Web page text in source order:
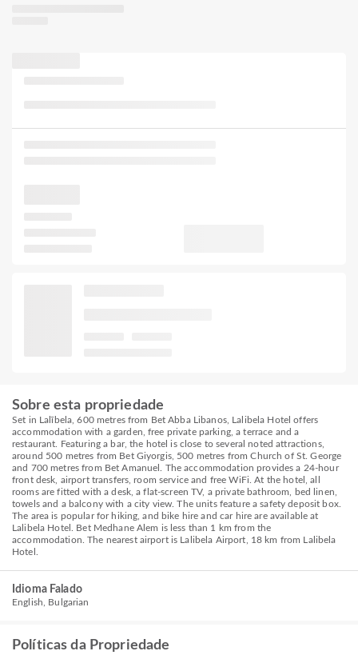
Sobre esta propriedade
Set in Lalībela, 600 metres from Bet Abba Libanos, Lalibela Hotel offers
accommodation with a garden, free private parking, a terrace and a
restaurant. Featuring a bar, the hotel is close to several noted attractions,
around 500 metres from Bet Giyorgis, 500 metres from Church of St. George
and 700 metres from Bet Amanuel. The accommodation provides a 24-hour
front desk, airport transfers, room service and free WiFi. At the hotel, all
rooms are fitted with a desk, a flat-screen TV, a private bathroom, bed linen,
towels and a balcony with a city view. The units feature a safety deposit box.
The area is popular for hiking, and bike hire and car hire are available at
Lalibela Hotel. Bet Medhane Alem is less than 1 km from the
accommodation. The nearest airport is Lalibela Airport, 18 km from Lalibela
Hotel.
Idioma Falado
English, Bulgarian
Políticas da Propriedade